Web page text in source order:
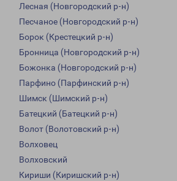
Лесная (Новгородский р-н)
Песчаное (Новгородский р-н)
Борок (Крестецкий р-н)
Бронница (Новгородский р-н)
Божонка (Новгородский р-н)
Парфино (Парфинский р-н)
Шимск (Шимский р-н)
Батецкий (Батецкий р-н)
Волот (Волотовский р-н)
Волховец
Волховский
Кириши (Киришский р-н)